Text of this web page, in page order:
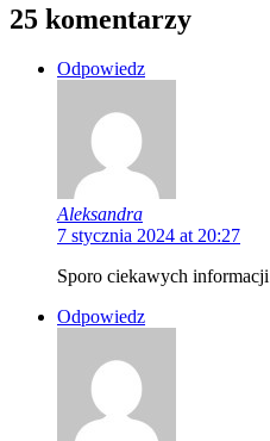
25 komentarzy
Odpowiedz
Aleksandra
7 stycznia 2024 at 20:27
Sporo ciekawych informacji
Odpowiedz